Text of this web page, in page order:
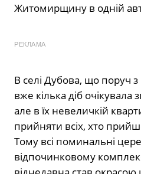
Житомирщину в одній
РЕКЛАМА
В селі Дубова, що поруч
вже кілька діб
але в їх невеличкій
прийняти всіх, хто
Тому всі поминальні
відпочинковому